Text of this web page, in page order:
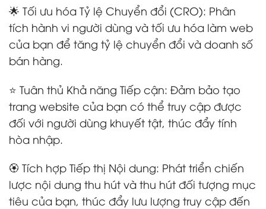
🌟 Tối ưu hóa Tỷ lệ Chuyển đổi (CRO): Phân
tích hành vi người dùng và tối ưu hóa làm web
của bạn để tăng tỷ lệ chuyển đổi và doanh số
bán hàng.
⭐ Tuân thủ Khả năng Tiếp cận: Đảm bảo tạo
trang website của bạn có thể truy cập được
đối với người dùng khuyết tật, thúc đẩy tính
hòa nhập.
🏵️ Tích hợp Tiếp thị Nội dung: Phát triển chiến
lược nội dung thu hút và thu hút đối tượng mục
tiêu của bạn, thúc đẩy lưu lượng truy cập đến